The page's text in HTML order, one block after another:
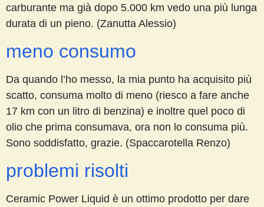
carburante ma già dopo 5.000 km vedo una più lunga
durata di un pieno. (Zanutta Alessio)
meno consumo
Da quando l’ho messo, la mia punto ha acquisito più
scatto, consuma molto di meno (riesco a fare anche
17 km con un litro di benzina) e inoltre quel poco di
olio che prima consumava, ora non lo consuma più.
Sono soddisfatto, grazie. (Spaccarotella Renzo)
problemi risolti
Ceramic Power Liquid è un ottimo prodotto per dare